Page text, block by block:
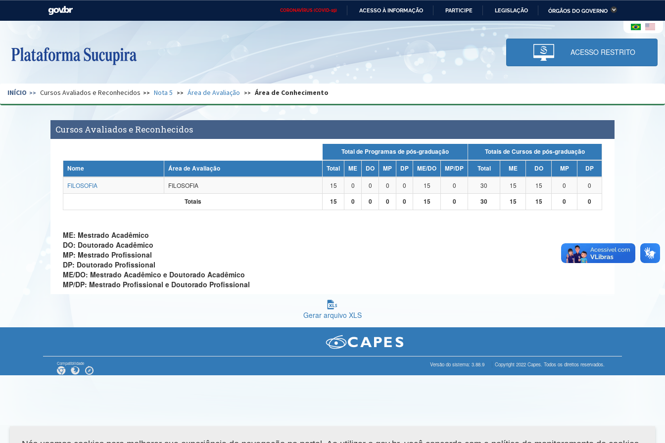
CORONAVÍRUS (COVID-19) ACESSO À INFORMAÇÃO PARTICIPE LEGISLAÇÃO ÓRGÃOS DO GOVERNO
Casa Civil Ministério das Relações Ministério da Economia Ministério da Infraestrutura
Pecuária e Abastecimento
Ministério da Ciência,
Tecnologia, Inovações e
Comunicações
Ministério do Desenvolvimento
Regional e dos Direitos Humanos
Secretaria de Governo Gabinete de Segurança Advocacia-Geral da União Banco Central do Brasil Planalto
ACESSO RESTRITO
INÍCIO Cursos Avaliados e Reconhecidos Nota 5 Área de Avaliação Área de Conhecimento
Cursos Avaliados e Reconhecidos
Total de Programas de pós-graduação
Totais de Cursos de pós-graduação
Nome
Área de Avaliação Total ME DO MP DP ME/DO MP/DP Total ME DO MP
DP
FILOSOFIA
FILOSOFIA 15 0 0 0 0 15 0 30 15 15 0
0
Totais
15 0 0 0 0 15 0 30 15 15 0 0
ME: Mestrado Acadêmico
DO: Doutorado Acadêmico
MP: Mestrado Profissional
DP: Doutorado Profissional
ME/DO: Mestrado Acadêmico e Doutorado Acadêmico
MP/DP: Mestrado Profissional e Doutorado Profissional
Gerar arquivo XLS
Compatibilidade Versão do sistema: 3.88.9 Copyright 2022 Capes. Todos os direitos reservados.